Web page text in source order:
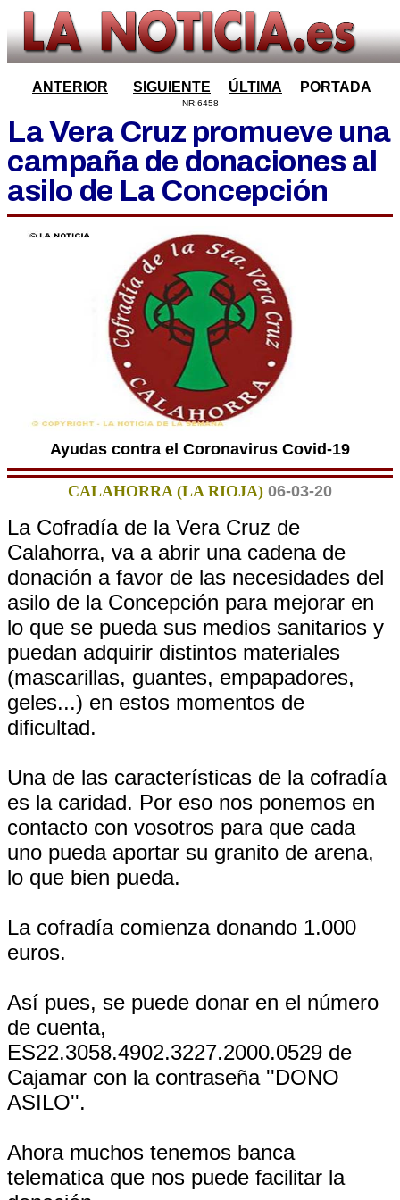
ANTERIOR SIGUIENTE ÚLTIMA PORTADA
NR:6458
La Vera Cruz promueve una
campaña de donaciones al
asilo de La Concepción
Ayudas contra el Coronavirus Covid-19
CALAHORRA (LA RIOJA) 06-03-20
La Cofradía de la Vera Cruz de
Calahorra, va a abrir una cadena de
donación a favor de las necesidades del
asilo de la Concepción para mejorar en
lo que se pueda sus medios sanitarios y
puedan adquirir distintos materiales
(mascarillas, guantes, empapadores,
geles...) en estos momentos de
dificultad.
Una de las características de la cofradía
es la caridad. Por eso nos ponemos en
contacto con vosotros para que cada
uno pueda aportar su granito de arena,
lo que bien pueda.
La cofradía comienza donando 1.000
euros.
Así pues, se puede donar en el número
de cuenta,
ES22.3058.4902.3227.2000.0529 de
Cajamar con la contraseña ''DONO
ASILO''.
Ahora muchos tenemos banca
telematica que nos puede facilitar la